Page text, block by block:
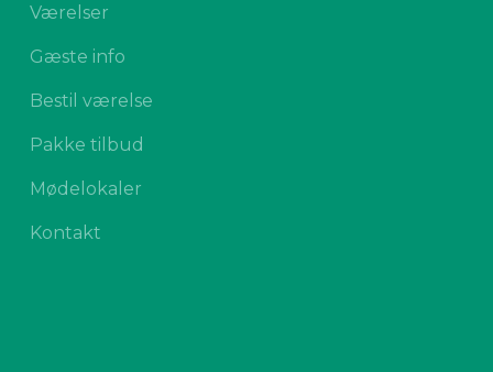
Værelser
Gæste info
Bestil værelse
Pakke tilbud
Mødelokaler
Kontakt